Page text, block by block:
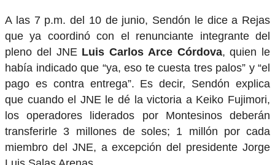
A las 7 p.m. del 10 de junio, Sendón le dice a Rejas
que ya coordinó con el renunciante integrante del
pleno del JNE Luis Carlos Arce Córdova, quien le
había indicado que “ya, eso te cuesta tres palos” y “el
pago es contra entrega”. Es decir, Sendón explica
que cuando el JNE le dé la victoria a Keiko Fujimori,
los operadores liderados por Montesinos deberán
transferirle 3 millones de soles; 1 millón por cada
miembro del JNE, a excepción del presidente Jorge